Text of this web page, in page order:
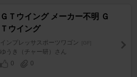
ＧＴウイング メーカー不明 Ｇ
Ｔウイング
インプレッサスポーツワゴン [GF]
ゆうき（チャー研）さん
0
0